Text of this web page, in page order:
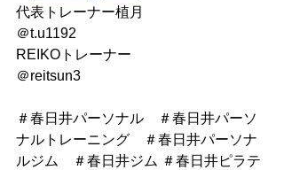
代表トレーナー植月
＠t.u1192
REIKOトレーナー
＠reitsun3
＃春日井パーソナル　＃春日井パーソ
ナルトレーニング　＃春日井パーソナ
ルジム　＃春日井ジム ＃春日井ピラテ